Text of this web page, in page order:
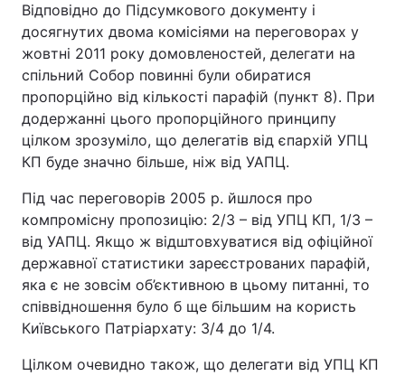
Відповідно до Підсумкового документу і
досягнутих двома комісіями на переговорах у
жовтні 2011 року домовленостей, делегати на
спільний Собор повинні були обиратися
пропорційно від кількості парафій (пункт 8). При
додержанні цього пропорційного принципу
цілком зрозуміло, що делегатів від єпархій УПЦ
КП буде значно більше, ніж від УАПЦ.
Під час переговорів 2005 р. йшлося про
компромісну пропозицію: 2/3 – від УПЦ КП, 1/3 –
від УАПЦ. Якщо ж відштовхуватися від офіційної
державної статистики зареєстрованих парафій,
яка є не зовсім об’єктивною в цьому питанні, то
співвідношення було б ще більшим на користь
Київського Патріархату: 3/4 до 1/4.
Цілком очевидно також, що делегати від УПЦ КП